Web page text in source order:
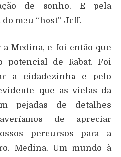
de sonho. E pela
meu “host” Jeff.
a Medina, e foi então que
potencial de Rabat. Foi
a cidadezinha e pelo
que as vielas da
pejadas de detalhes
de apreciar
percursos para a
Medina. Um mundo à